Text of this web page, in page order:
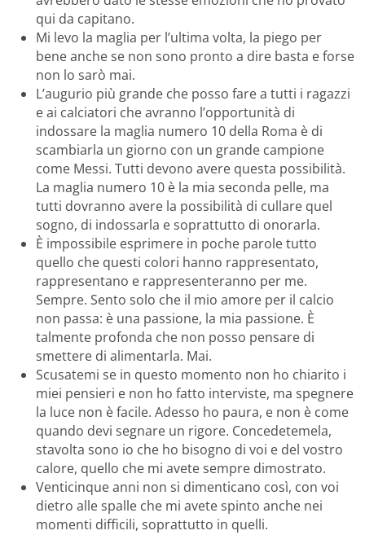
qui da capitano.
Mi levo la maglia per l’ultima volta, la piego per
bene anche se non sono pronto a dire basta e forse
non lo sarò mai.
L’augurio più grande che posso fare a tutti i ragazzi
e ai calciatori che avranno l’opportunità di
indossare la maglia numero 10 della Roma è di
scambiarla un giorno con un grande campione
come Messi. Tutti devono avere questa possibilità.
La maglia numero 10 è la mia seconda pelle, ma
tutti dovranno avere la possibilità di cullare quel
sogno, di indossarla e soprattutto di onorarla.
È impossibile esprimere in poche parole tutto
quello che questi colori hanno rappresentato,
rappresentano e rappresenteranno per me.
Sempre. Sento solo che il mio amore per il calcio
non passa: è una passione, la mia passione. È
talmente profonda che non posso pensare di
smettere di alimentarla. Mai.
Scusatemi se in questo momento non ho chiarito i
miei pensieri e non ho fatto interviste, ma spegnere
la luce non è facile. Adesso ho paura, e non è come
quando devi segnare un rigore. Concedetemela,
stavolta sono io che ho bisogno di voi e del vostro
calore, quello che mi avete sempre dimostrato.
Venticinque anni non si dimenticano così, con voi
dietro alle spalle che mi avete spinto anche nei
momenti difficili, soprattutto in quelli.